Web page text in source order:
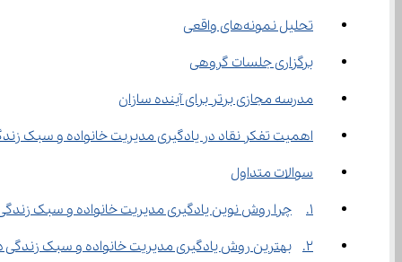
تحلیل نمونه‌های واقعی
برگزاری جلسات گروهی
مدرسه مجازی برتر برای آینده‌ سازان
اهمیت تفکر نقاد در یادگیری مدیریت خانواده و سبک
سوالات متداول
1.	چرا روش نوین یادگیری مدیریت خانواده و سبک زندگی دختران دوازدهم ریاضی مهم است؟
2.	بهترین روش یادگیری مدیریت خانواده و سبک زندگی دختران دوازدهم ریاضی در منزل چیست؟